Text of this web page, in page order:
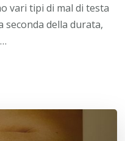
vari tipi di mal di testa
seconda della durata,